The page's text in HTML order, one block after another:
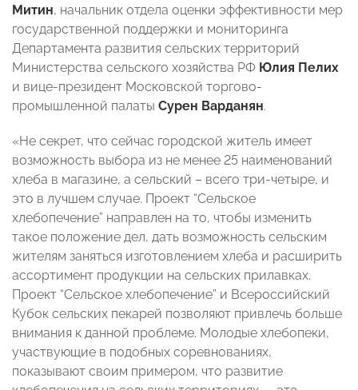
Митин, начальник отдела оценки эффективности мер
государственной поддержки и мониторинга
Департамента развития сельских территорий
Министерства сельского хозяйства РФ Юлия Пелих
и вице-президент Московской торгово-
промышленной палаты Сурен Варданян.
«Не секрет, что сейчас городской житель имеет
возможность выбора из не менее 25 наименований
хлеба в магазине, а сельский – всего три-четыре, и
это в лучшем случае. Проект “Сельское
хлебопечение” направлен на то, чтобы изменить
такое положение дел, дать возможность сельским
жителям заняться изготовлением хлеба и расширить
ассортимент продукции на сельских прилавках.
Проект “Сельское хлебопечение” и Всероссийский
Кубок сельских пекарей позволяют привлечь больше
внимания к данной проблеме. Молодые хлебопеки,
участвующие в подобных соревнованиях,
показывают своим примером, что развитие